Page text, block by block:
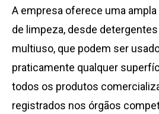
A empresa oferece uma
de limpeza, desde
multiuso, que podem ser
praticamente qualquer
todos os produtos
registrados nos órgãos